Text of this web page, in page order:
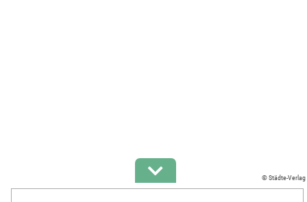
© Städte-Verlag